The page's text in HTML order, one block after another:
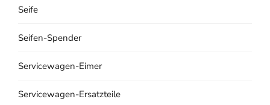
Seife
Seifen-Spender
Servicewagen-Eimer
Servicewagen-Ersatzteile